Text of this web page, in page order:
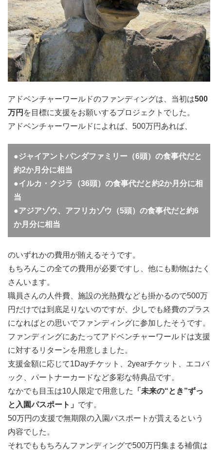
アドベンチャーワールドのファンディングは、当初は500
万円 を目標に支援をお願いするプロジェクトでした。
アドベンチャーワールドによれば、500万円あれば、
●ジャイアントパンダファミリー（6頭）の食事代だと
約2か月分に相当
●イルカ・クジラ（36頭）の食事代だと約2か月分に相
当
●アジアゾウ、アフリカゾウ（5頭）の食事代だと約6
か月分に相当
のいずれかの費用が賄えるそうです。
もちろんこの全ての費用が必要ですし、他にも動物はたく
さんいます。
職員さんの人件費、施設の光熱費なども掛かるので500万
円だけでは到底足りないのですが、少しでも経費のプラス
になればとの思いでファンディングに参加したそうです。
ファンディングにあたってアドベンチャーワールドは支援
に対するリターンを用意しました。
支援金額に応じて1Dayチケット、2yearチケット、エコバ
ック、パートナーカードなど多彩な特典品です。
なかでも目玉は10人限定で用意した
「未来の“とき”ずっ
と入園パスポート」 です。
50万円の支援で無期限の入園パスポートが貰えるという
内容でした。
それでももちろんファンディングで500万円集まる補償は